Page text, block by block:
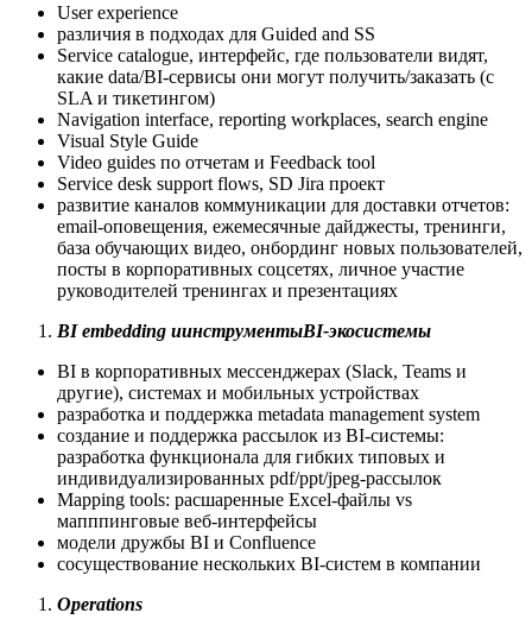
User experience
различия в подходах для Guided and SS
Service catalogue, интерфейс, где пользователи видят,
какие data/BI-сервисы они могут получить/заказать (с
SLA и тикетингом)
Navigation interface, reporting workplaces, search engine
Visual Style Guide
Video guides по отчетам и Feedback tool
Service desk support flows, SD Jira проект
развитие каналов коммуникации для доставки отчетов:
email-оповещения, ежемесячные дайджесты, тренинги,
база обучающих видео, онбординг новых пользователей,
посты в корпоративных соцсетях, личное участие
руководителей тренингах и презентациях
BI embedding иинструментыBI-экосистемы
BI в корпоративных мессенджерах (Slack, Teams и
другие), системах и мобильных устройствах
разработка и поддержка metadata management system
создание и поддержка рассылок из BI-системы:
разработка функционала для гибких типовых и
индивидуализированных pdf/ppt/jpeg-рассылок
Mapping tools: расшаренные Excel-файлы vs
мапппинговые веб-интерфейсы
модели дружбы BI и Confluence
сосуществование нескольких BI-систем в компании
Operations